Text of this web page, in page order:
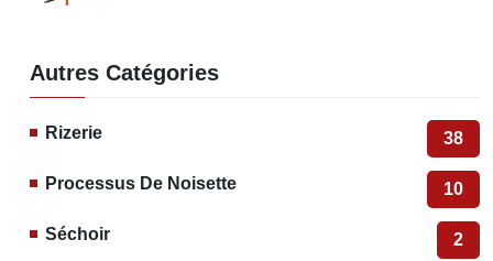
Autres Catégories
Rizerie 38
Processus De Noisette 10
Séchoir 2